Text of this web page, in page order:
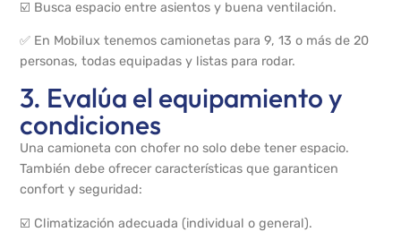
☑️ Busca espacio entre asientos y buena ventilación.
✅ En Mobilux tenemos camionetas para 9, 13 o más de 20
personas, todas equipadas y listas para rodar.
3. Evalúa el equipamiento y
condiciones
Una camioneta con chofer no solo debe tener espacio.
También debe ofrecer características que garanticen
confort y seguridad:
☑️ Climatización adecuada (individual o general).